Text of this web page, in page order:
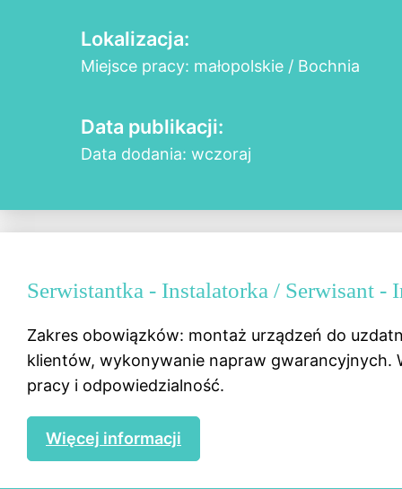
Lokalizacja:
Miejsce pracy: małopolskie / Bochnia
Data publikacji:
Data dodania: wczoraj
Serwistantka - Instalatorka / Serwisant -
Zakres obowiązków: montaż urządzeń do
klientów, wykonywanie napraw gwarancyjnych.
pracy i odpowiedzialność.
Więcej informacji